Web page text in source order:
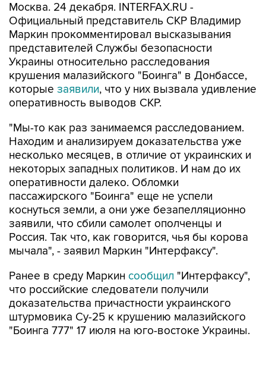
Москва. 24 декабря. INTERFAX.RU -
Официальный представитель СКР Владимир
Маркин прокомментировал высказывания
представителей Службы безопасности
Украины относительно расследования
крушения малазийского "Боинга" в Донбассе,
которые заявили, что у них вызвала удивление
оперативность выводов СКР.
"Мы-то как раз занимаемся расследованием.
Находим и анализируем доказательства уже
несколько месяцев, в отличие от украинских и
некоторых западных политиков. И нам до их
оперативности далеко. Обломки
пассажирского "Боинга" еще не успели
коснуться земли, а они уже безапелляционно
заявили, что сбили самолет ополченцы и
Россия. Так что, как говорится, чья бы корова
мычала", - заявил Маркин "Интерфаксу".
Ранее в среду Маркин сообщил "Интерфаксу",
что российские следователи получили
доказательства причастности украинского
штурмовика Су-25 к крушению малазийского
"Боинга 777" 17 июля на юго-востоке Украины.